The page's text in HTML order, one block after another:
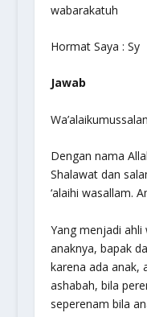
wabarakatuh
Hormat Saya : Sy
Jawab
Dengan nama
Shalawat dan
‘alaihi wasallam.
Yang menjadi ahli
anaknya, bapak
karena ada anak,
ashabah, bila
seperenam bila